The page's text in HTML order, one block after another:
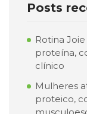
Posts
Rotina
proteína,
clínico
Mulheres
proteico,